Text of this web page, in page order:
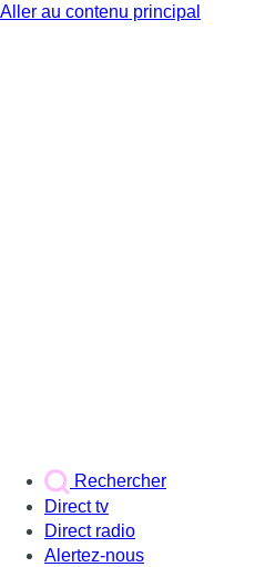
Aller au contenu principal
Rechercher
Direct tv
Direct radio
Alertez-nous